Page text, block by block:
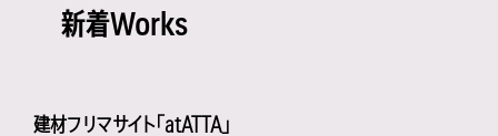
新着Works
建材フリマサイト「atATTA」